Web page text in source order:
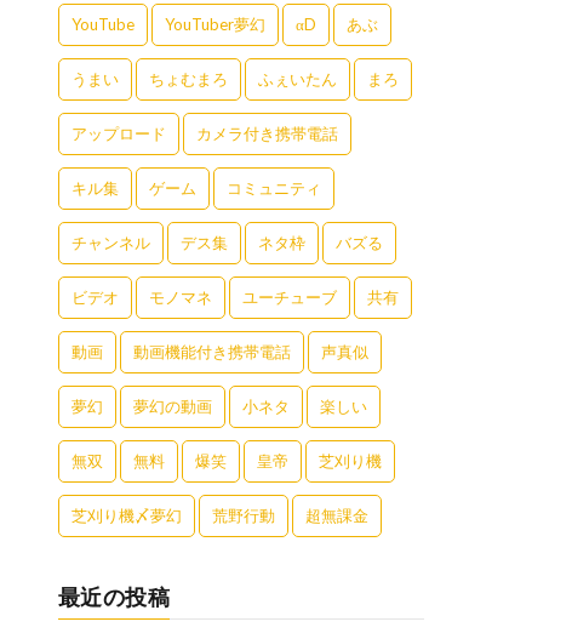
YouTube YouTuber夢幻 αD あぶ
うまい ちょむまろ ふぇいたん まろ
アップロード カメラ付き携帯電話
キル集 ゲーム コミュニティ
チャンネル デス集 ネタ枠 バズる
ビデオ モノマネ ユーチューブ 共有
動画 動画機能付き携帯電話 声真似
夢幻 夢幻の動画 小ネタ 楽しい
無双 無料 爆笑 皇帝 芝刈り機
芝刈り機〆夢幻 荒野行動 超無課金
最近の投稿